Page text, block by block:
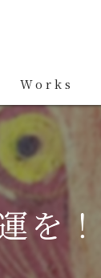
Works
Works
を